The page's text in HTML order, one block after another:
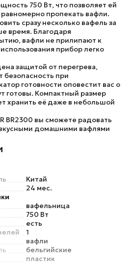
750 Вт, что позволяет ей
пропекать вафли.
сразу несколько вафель за
время. Благодаря
вафли не прилипают к
прибор легко
защитой от перегрева,
безопасность при
готовности оповестит вас о
готовы. Компактный размер
хранить её даже в небольшой
BR2300 вы сможете радовать
домашними вафлями
Китай
24 мес.
вафельница
750 Вт
есть
1
вафли
бельгийские
пластик